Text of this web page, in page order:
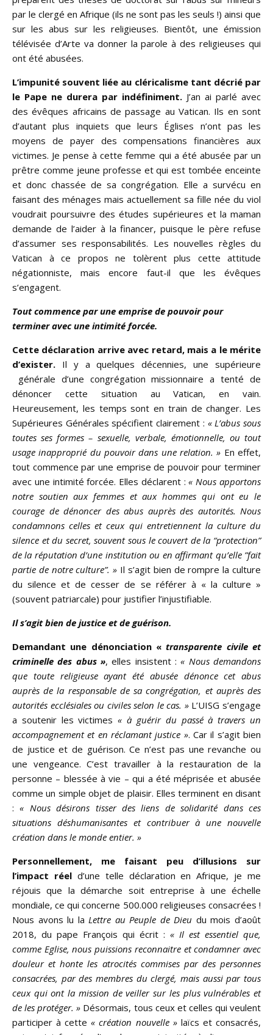
par le clergé en Afrique (ils ne sont pas les seuls !) ainsi que
sur les abus sur les religieuses. Bientôt, une émission
télévisée d’Arte va donner la parole à des religieuses qui
ont été abusées.
L’impunité souvent liée au cléricalisme tant décrié par
le Pape ne durera par indéfiniment. J’an ai parlé avec
des évêques africains de passage au Vatican. Ils en sont
d’autant plus inquiets que leurs Églises n’ont pas les
moyens de payer des compensations financières aux
victimes. Je pense à cette femme qui a été abusée par un
prêtre comme jeune professe et qui est tombée enceinte
et donc chassée de sa congrégation. Elle a survécu en
faisant des ménages mais actuellement sa fille née du viol
voudrait poursuivre des études supérieures et la maman
demande de l’aider à la financer, puisque le père refuse
d’assumer ses responsabilités. Les nouvelles règles du
Vatican à ce propos ne tolèrent plus cette attitude
négationniste, mais encore faut-il que les évêques
s’engagent.
Tout commence par une emprise de pouvoir pour
terminer avec une intimité forcée.
Cette déclaration arrive avec retard, mais a le mérite
d’exister. Il y a quelques décennies, une supérieure
générale d’une congrégation missionnaire a tenté de
dénoncer cette situation au Vatican, en vain.
Heureusement, les temps sont en train de changer. Les
Supérieures Générales spécifient clairement : « L’abus sous
toutes ses formes – sexuelle, verbale, émotionnelle, ou tout
usage inapproprié du pouvoir dans une relation. » En effet,
tout commence par une emprise de pouvoir pour terminer
avec une intimité forcée. Elles déclarent :« Nous apportons
notre soutien aux femmes et aux hommes qui ont eu le
courage de dénoncer des abus auprès des autorités. Nous
condamnons celles et ceux qui entretiennent la culture du
silence et du secret, souvent sous le couvert de la “protection”
de la réputation d’une institution ou en affirmant qu’elle ”fait
partie de notre culture”. » Il s’agit bien de rompre la culture
du silence et de cesser de se référer à « la culture »
(souvent patriarcale) pour justifier l’injustifiable.
Il s’agit bien de justice et de guérison.
Demandant une dénonciation « transparente civile et
criminelle des abus », elles insistent :« Nous demandons
que toute religieuse ayant été abusée dénonce cet abus
auprès de la responsable de sa congrégation, et auprès des
autorités ecclésiales ou civiles selon le cas. »L’UISG s’engage
a soutenir les victimes« à guérir du passé à travers un
accompagnement et en réclamant justice ». Car il s’agit bien
de justice et de guérison. Ce n’est pas une revanche ou
une vengeance. C’est travailler à la restauration de la
personne – blessée à vie – qui a été méprisée et abusée
comme un simple objet de plaisir. Elles terminent en disant
:« Nous désirons tisser des liens de solidarité dans ces
situations déshumanisantes et contribuer à une nouvelle
création dans le monde entier. »
Personnellement, me faisant peu d’illusions sur
l’impact réeld’une telle déclaration en Afrique, je me
réjouis que la démarche soit entreprise à une échelle
mondiale, ce qui concerne 500.000 religieuses consacrées !
Nous avons lu la Lettre au Peuple de Dieu du mois d’août
2018, du pape François qui écrit : « Il est essentiel que,
comme Eglise, nous puissions reconnaitre et condamner avec
douleur et honte les atrocités commises par des personnes
consacrées, par des membres du clergé, mais aussi par tous
ceux qui ont la mission de veiller sur les plus vulnérables et
de les protéger. » Désormais, tous ceux et celles qui veulent
participer à cette« création nouvelle »laïcs et consacrés,